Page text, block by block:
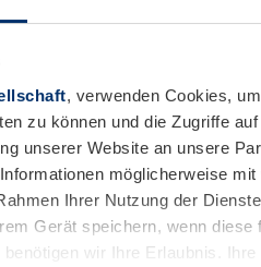
, verwenden Cookies,
zu können und die Zugriffe
unserer Website an unsere
möglicherweise
Ihrer Nutzung der
Gerät speichern, wenn
wir Ihre Erlaubnis.